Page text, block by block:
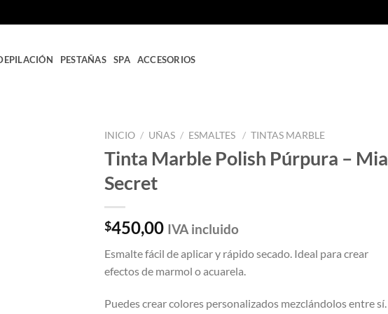
PESTAÑAS SPA ACCESORIOS
INICIO / UÑAS / ESMALTES / TINTAS MARBLE
Tinta Marble Polish Púrpura – Mia
Secret
$450,00 IVA incluido
Esmalte fácil de aplicar y rápido secado. Ideal para crear
efectos de marmol o acuarela.
Puedes crear colores personalizados mezclándolos entre sí.